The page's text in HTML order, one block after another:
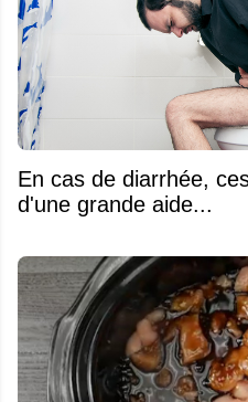
En cas de diarrhée,
d'une grande aide...